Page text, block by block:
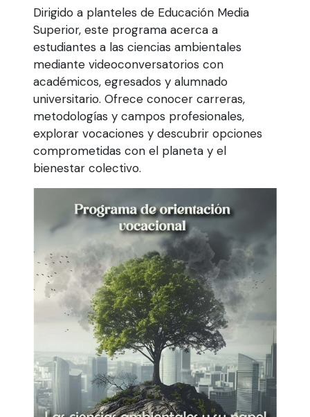
Dirigido a planteles de Educación Media
Superior, este programa acerca a
estudiantes a las ciencias ambientales
mediante videoconversatorios con
académicos, egresados y alumnado
universitario. Ofrece conocer carreras,
metodologías y campos profesionales,
explorar vocaciones y descubrir opciones
comprometidas con el planeta y el
bienestar colectivo.